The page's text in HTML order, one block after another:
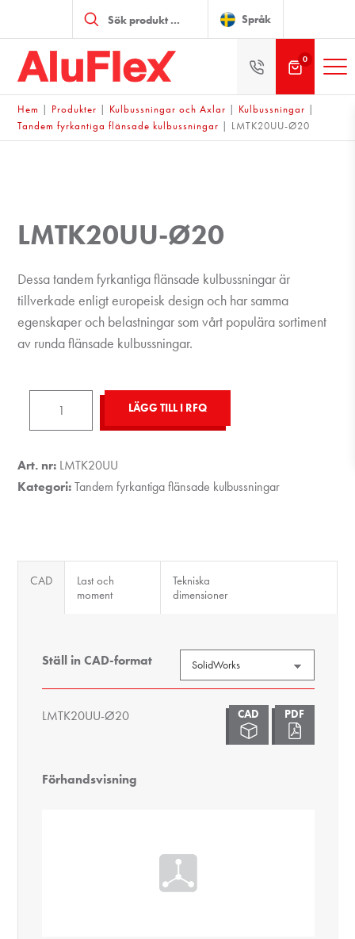
Språk
0
Hem | Produkter | Kulbussningar och Axlar | Kulbussningar |
Tandem fyrkantiga flänsade kulbussningar | LMTK20UU-Ø20
LMTK20UU-Ø20
Dessa tandem fyrkantiga flänsade kulbussningar är
tillverkade enligt europeisk design och har samma
egenskaper och belastningar som vårt populära sortiment
av runda flänsade kulbussningar.
LÄGG TILL I RFQ
Art. nr: LMTK20UU
Kategori:Tandem fyrkantiga flänsade kulbussningar
CAD
Last och
moment
Tekniska
dimensioner
Ställ in CAD-format
LMTK20UU-Ø20
Förhandsvisning